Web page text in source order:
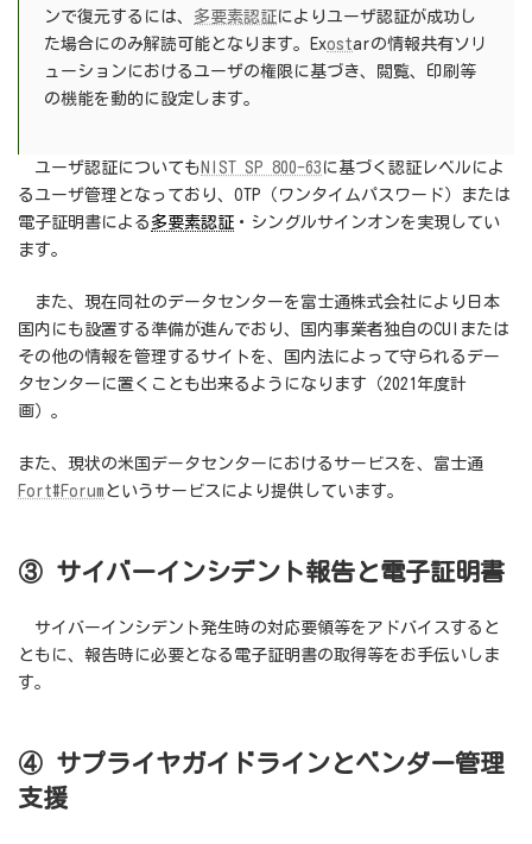
ンで復元するには、 多要素認証によりユーザ認証が成功し
た場合にのみ解読可能となります。Exostarの情報共有ソリ
ューションにおけるユーザの権限に基づき、閲覧、印刷等
の機能を動的に設定します。
ユーザ認証についても NIST SP 800-63 に基づく認証レベルによ
るユーザ管理となっており、OTP（ワンタイムパスワード）または
電子証明書による 多要素認証 ・シングルサインオンを実現してい
ます。
また、現在同社のデータセンターを富士通株式会社により日本
国内にも設置する準備が進んでおり、国内事業者独自のCUIまたは
その他の情報を管理するサイトを、国内法によって守られるデー
タセンターに置くことも出来るようになります（2021年度計
画）。
また、現状の米国データセンターにおけるサービスを、富士通
Fort#Forum というサービスにより提供しています。
③ サイバーインシデント報告と電子証明書
サイバーインシデント発生時の対応要領等をアドバイスすると
ともに、報告時に必要となる電子証明書の取得等をお手伝いしま
す。
④ サプライヤガイドラインとベンダー管理
支援